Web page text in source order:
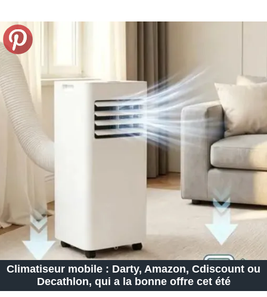
Climatiseur mobile : Darty, Amazon, Cdiscount ou
Decathlon, qui a la bonne offre cet été